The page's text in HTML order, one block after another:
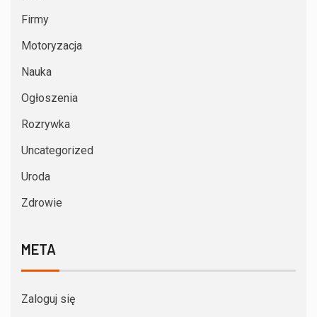
Firmy
Motoryzacja
Nauka
Ogłoszenia
Rozrywka
Uncategorized
Uroda
Zdrowie
META
Zaloguj się